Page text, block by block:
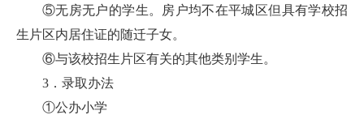
⑤无房无户的学生。房户均不在平城区但具有学校招
生片区内居住证的随迁子女。
⑥与该校招生片区有关的其他类别学生。
3．录取办法
①公办小学